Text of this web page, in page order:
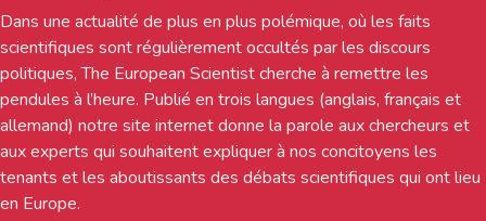
Dans une actualité de plus en plus polémique, où les faits
scientifiques sont régulièrement occultés par les discours
politiques, The European Scientist cherche à remettre les
pendules à l’heure. Publié en trois langues (anglais, français et
allemand) notre site internet donne la parole aux chercheurs et
aux experts qui souhaitent expliquer à nos concitoyens les
tenants et les aboutissants des débats scientifiques qui ont lieu
en Europe.